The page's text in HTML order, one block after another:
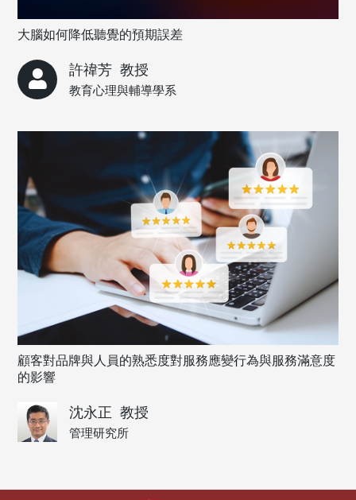
大腦如何降低聽覺的預期誤差
許禕芳 教授
教育心理與輔導學系
顧客對品牌與人員的熟悉度對服務應變行為與服務滿意度
的影響
沈永正 教授
管理研究所